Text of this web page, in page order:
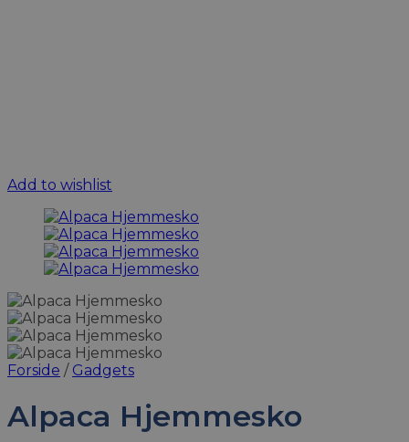
Add to wishlist
Forside / Gadgets
Alpaca Hjemmesko